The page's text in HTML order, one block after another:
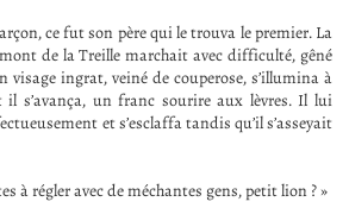
ce fut son père qui le trouva le premier. La
de la Treille marchait avec difficulté, gêné
visage ingrat, veiné de couperose, s’illumina à
s’avança, un franc sourire aux lèvres. Il lui
et s’esclaffa tandis qu’il s’asseyait
à régler avec de méchantes gens, petit lion ? »